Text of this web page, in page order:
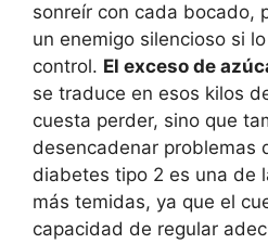
sonreír con cada bocado,
un enemigo silencioso si
control. El exceso de
se traduce en esos kilos
cuesta perder, sino que
desencadenar problemas
diabetes tipo 2 es una de
más temidas, ya que el
capacidad de regular